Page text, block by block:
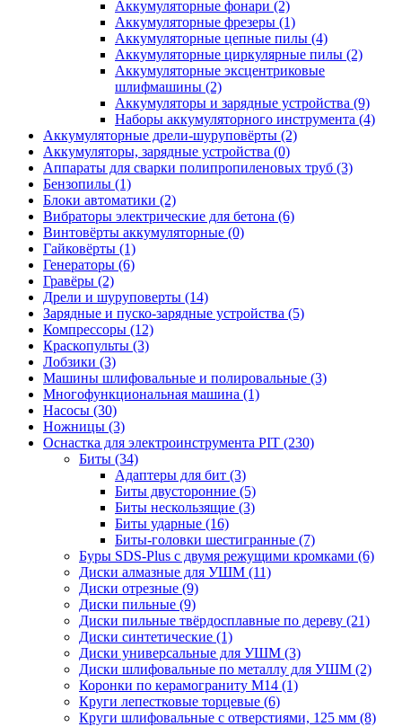
Аккумуляторные фонари (2)
Аккумуляторные фрезеры (1)
Аккумуляторные цепные пилы (4)
Аккумуляторные циркулярные пилы (2)
Аккумуляторные эксцентриковые
шлифмашины (2)
Аккумуляторы и зарядные устройства (9)
Наборы аккумуляторного инструмента (4)
Аккумуляторные дрели-шуруповёрты (2)
Аккумуляторы, зарядные устройства (0)
Аппараты для сварки полипропиленовых труб (3)
Бензопилы (1)
Блоки автоматики (2)
Вибраторы электрические для бетона (6)
Винтовёрты аккумуляторные (0)
Гайковёрты (1)
Генераторы (6)
Гравёры (2)
Дрели и шуруповерты (14)
Зарядные и пуско-зарядные устройства (5)
Компрессоры (12)
Краскопульты (3)
Лобзики (3)
Машины шлифовальные и полировальные (3)
Многофункциональная машина (1)
Насосы (30)
Ножницы (3)
Оснастка для электроинструмента PIT (230)
Биты (34)
Адаптеры для бит (3)
Биты двусторонние (5)
Биты нескользящие (3)
Биты ударные (16)
Биты-головки шестигранные (7)
Буры SDS-Plus c двумя режущими кромками (6)
Диски алмазные для УШМ (11)
Диски отрезные (9)
Диски пильные (9)
Диски пильные твёрдосплавные по дереву (21)
Диски синтетические (1)
Диски универсальные для УШМ (3)
Диски шлифовальные по металлу для УШМ (2)
Коронки по керамограниту M14 (1)
Круги лепестковые торцевые (6)
Круги шлифовальные с отверстиями, 125 мм (8)